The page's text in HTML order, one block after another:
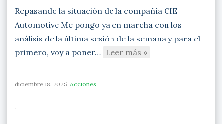
Repasando la situación de la compañía CIE
Automotive Me pongo ya en marcha con los
análisis de la última sesión de la semana y para el
primero, voy a poner… Leer más »
diciembre 18, 2025 Acciones